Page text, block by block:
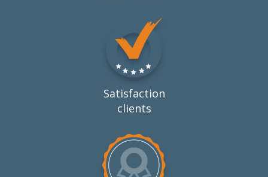
Satisfaction
clients